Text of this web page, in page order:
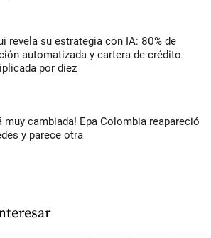
revela su estrategia con IA: 80% de
automatizada y cartera de crédito
por diez
muy cambiada! Epa Colombia reapareció
y parece otra